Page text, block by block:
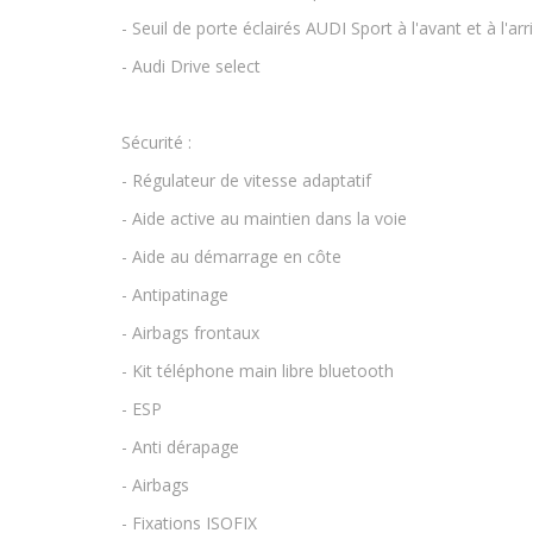
- Seuil de porte éclairés AUDI Sport à l'avant et à
- Audi Drive select
Sécurité :
- Régulateur de vitesse adaptatif
- Aide active au maintien dans la voie
- Aide au démarrage en côte
- Antipatinage
- Airbags frontaux
- Kit téléphone main libre bluetooth
- ESP
- Anti dérapage
- Airbags
- Fixations ISOFIX